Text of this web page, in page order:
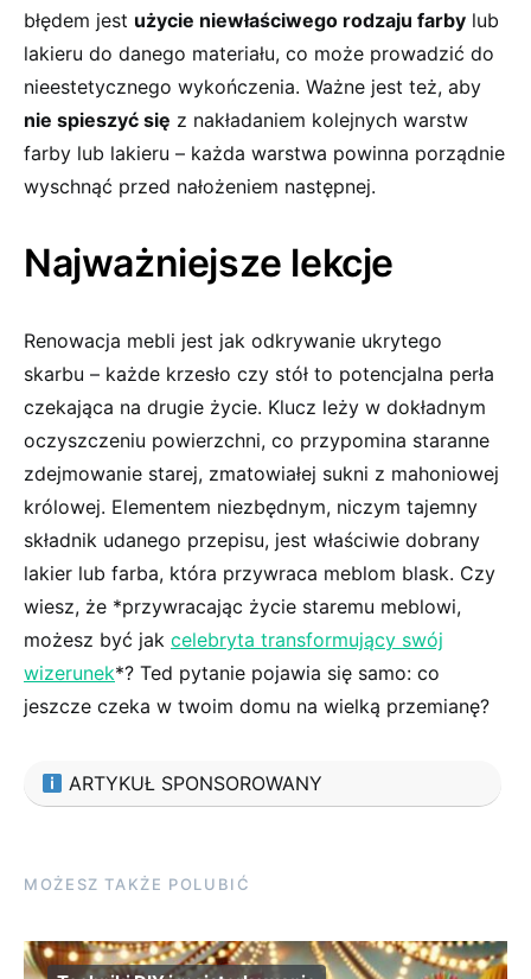
błędem jest użycie ‌niewłaściwego rodzaju farby lub
lakieru do⁤ danego materiału, co może prowadzić do
nieestetycznego wykończenia. Ważne jest też, aby
nie ⁢spieszyć się z nakładaniem kolejnych ​warstw
farby lub lakieru – ‌każda warstwa powinna porządnie
wyschnąć przed nałożeniem następnej.
Najważniejsze lekcje
Renowacja ​mebli jest jak odkrywanie ukrytego
skarbu ⁢– każde krzesło czy stół to potencjalna perła
czekająca na drugie ⁤życie. Klucz leży ​w dokładnym
oczyszczeniu powierzchni, co przypomina staranne
zdejmowanie starej, zmatowiałej sukni z ‍mahoniowej
królowej. ‍Elementem‌ niezbędnym, niczym tajemny
składnik udanego przepisu, jest właściwie⁢ dobrany
lakier‍ lub farba, która ‍przywraca meblom blask. Czy​
wiesz, że *przywracając‌ życie ​staremu meblowi,
możesz być jak celebryta transformujący swój
⁢wizerunek*?​ Ted pytanie pojawia ⁣się samo: co
jeszcze czeka w twoim domu na wielką przemianę?
ARTYKUŁ SPONSOROWANY
MOŻESZ TAKŻE POLUBIĆ